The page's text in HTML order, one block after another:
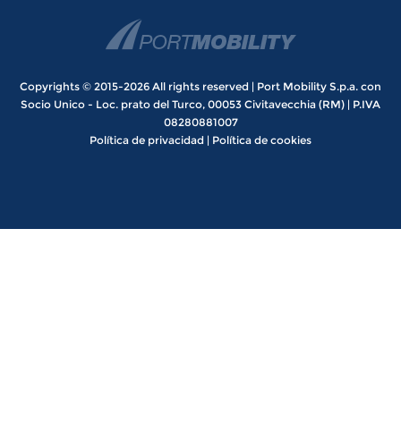
Copyrights © 2015-2026 All rights reserved | Port Mobility S.p.a. con
Socio Unico - Loc. prato del Turco, 00053 Civitavecchia (RM) | P.IVA
08280881007
Política de privacidad | Política de cookies